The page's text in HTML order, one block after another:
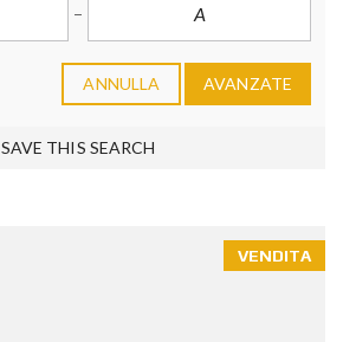
ANNULLA AVANZATE
SAVE THIS SEARCH
VENDITA